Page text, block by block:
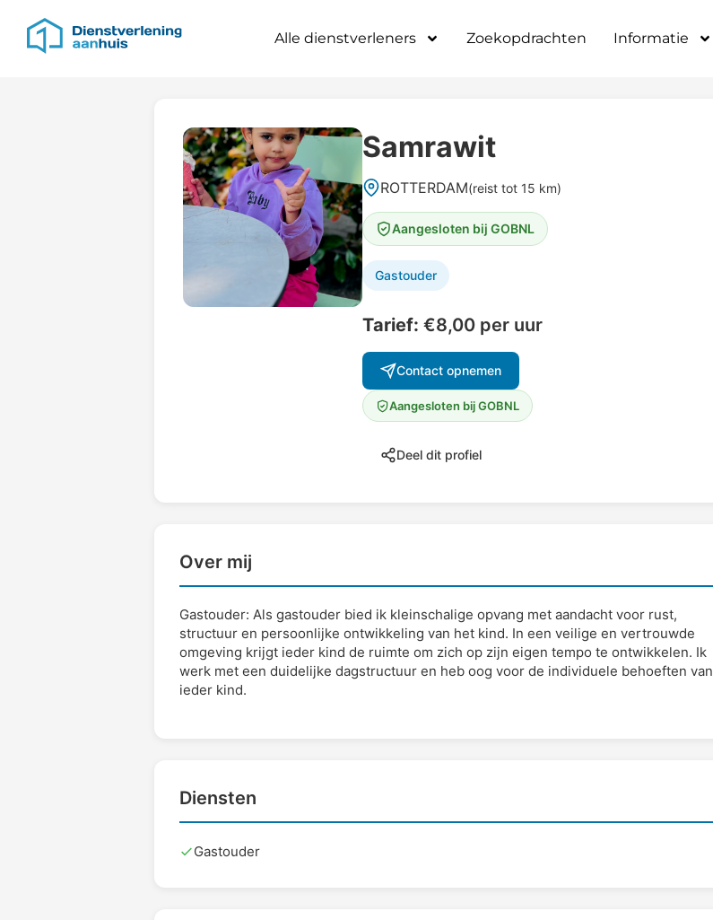
Alle dienstverleners Zoekopdrachten Informatie
Samrawit
ROTTERDAM(reist tot 15 km)
Aangesloten bij GOBNL
Gastouder
Tarief: €8,00 per uur
Contact opnemen
Aangesloten bij GOBNL
Deel dit profiel
Over mij
Gastouder: Als gastouder bied ik kleinschalige opvang met aandacht voor rust,
structuur en persoonlijke ontwikkeling van het kind. In een veilige en vertrouwde
omgeving krijgt ieder kind de ruimte om zich op zijn eigen tempo te ontwikkelen. Ik
werk met een duidelijke dagstructuur en heb oog voor de individuele behoeften van
ieder kind.
Diensten
Gastouder